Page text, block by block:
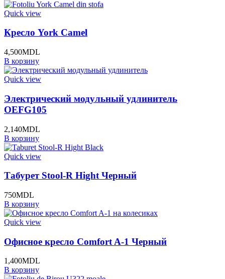
Quick view
Кресло York Camel
4,500MDL
В корзину
Quick view
Электрический модульный удлинитель
OEFG105
2,140MDL
В корзину
Quick view
Табурет Stool-R Hight Черный
750MDL
В корзину
Quick view
Офисное кресло Comfort A-1 Черный
1,400MDL
В корзину